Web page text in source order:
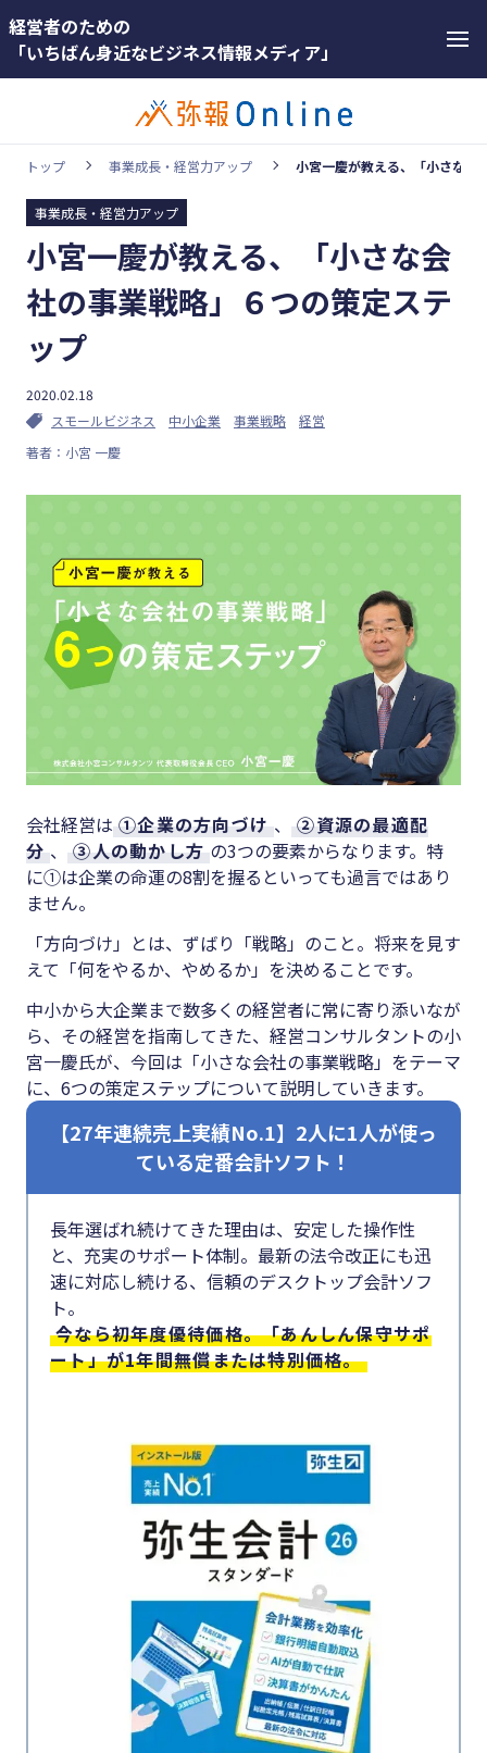
経営者のための
「いちばん身近なビジネス情報メディア」
カテゴリー
顧客獲得・売上アップ
人材（採用・育成・定着）
事業成長・経営力アップ
経営ノウハウ＆トレンド
弥生の製品・サービス
#インボイス
#インボイス制度
#電子帳簿保存法
#集客
#DX
#生産性向上
#採用
#人材育成
#店舗経営
#クラブオフ
無料で会計ソフトを試す
ホットワー
#インボ
イス
#インボ
イス制度
#電子帳
#資金調
#生産性
#人材育
#店舗経
#クラブ
トップ 事業成長・経営力アップ 小宮一慶が教える、「小さな会
事業成長・経営力アップ
小宮一慶が教える、「小さな会
社の事業戦略」６つの策定ステ
ップ
2020.02.18
スモールビジネス
中小企業 事業戦略
経営
著者：小宮 一慶
会社経営は ①企業の方向づけ 、 ②資源の最適配
分 、 ③人の動かし方 の3つの要素からなります。特
に①は企業の命運の8割を握るといっても過言ではあり
ません。
「方向づけ」とは、ずばり「戦略」のこと。将来を見す
えて「何をやるか、やめるか」を決めることです。
中小から大企業まで数多くの経営者に常に寄り添いなが
ら、その経営を指南してきた、経営コンサルタントの小
宮一慶氏が、今回は「小さな会社の事業戦略」をテーマ
に、6つの策定ステップについて説明していきます。
【27年連続売上実績No.1】2人に1人が使っ
ている定番会計ソフト！
長年選ばれ続けてきた理由は、安定した操作性
と、充実のサポート体制。最新の法令改正にも迅
速に対応し続ける、信頼のデスクトップ会計ソフ
ト。
今なら初年度優待価格。「あんしん保守サポ
ート」が1年間無償または特別価格。